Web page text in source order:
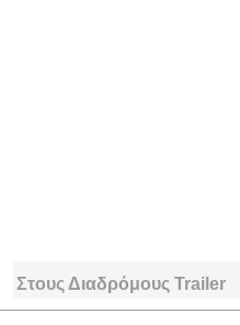
Στους Διαδρόμους Trailer